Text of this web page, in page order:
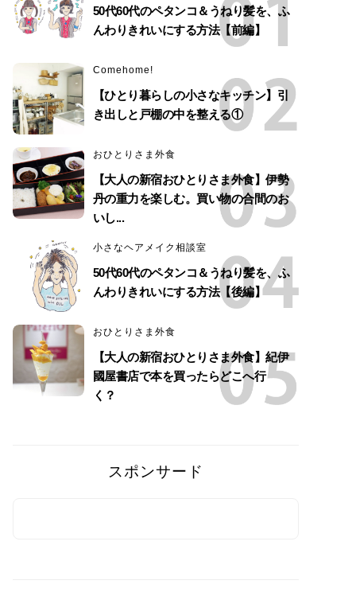
50代60代のペタンコ＆うねり髪を、ふ
んわりきれいにする方法【前編】
Comehome!
【ひとり暮らしの小さなキッチン】引
き出しと戸棚の中を整える①
おひとりさま外食
【大人の新宿おひとりさま外食】伊勢
丹の重力を楽しむ。買い物の合間のお
いし...
小さなヘアメイク相談室
50代60代のペタンコ＆うねり髪を、ふ
んわりきれいにする方法【後編】
おひとりさま外食
【大人の新宿おひとりさま外食】紀伊
國屋書店で本を買ったらどこへ行
く？
スポンサード